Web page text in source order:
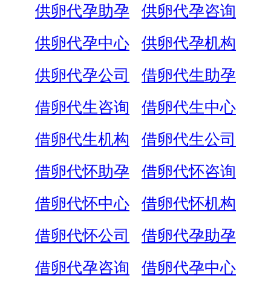
供卵代孕助孕
供卵代孕咨询
供卵代孕中心
供卵代孕机构
供卵代孕公司
借卵代生助孕
借卵代生咨询
借卵代生中心
借卵代生机构
借卵代生公司
借卵代怀助孕
借卵代怀咨询
借卵代怀中心
借卵代怀机构
借卵代怀公司
借卵代孕助孕
借卵代孕咨询
借卵代孕中心